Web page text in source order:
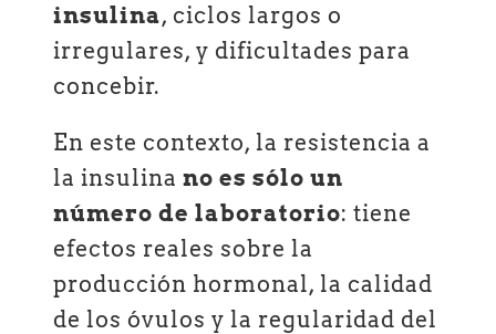
insulina, ciclos largos o
irregulares, y dificultades para
concebir.
En este contexto, la resistencia a
la insulinano es sólo un
número de laboratorio: tiene
efectos reales sobre la
producción hormonal, la calidad
de los óvulos y la regularidad del